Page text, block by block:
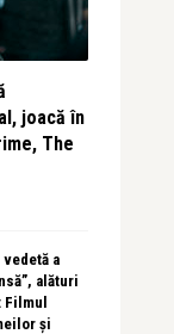
joacă în
The
a
alături
și